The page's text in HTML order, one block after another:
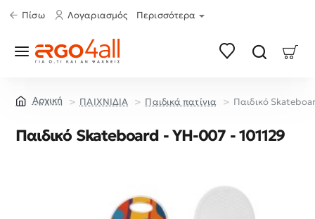
Πίσω Λογαριασμός Περισσότερα
ΠΑΙΧΝΙΔΙΑ Παιδικά πατίνια Παιδικό
Παιδικό Skateboard - YH-007 - 101129